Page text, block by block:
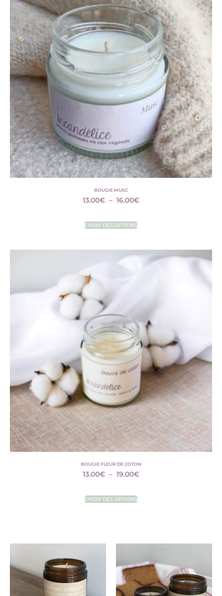
BOUGIE MUSC
13.00€ – 16.00€
CHOIX DES OPTIONS
BOUGIE FLEUR DE COTON
13.00€ – 19.00€
CHOIX DES OPTIONS